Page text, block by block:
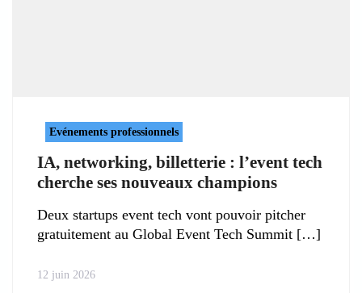
Evénements professionnels
IA, networking, billetterie : l’event tech
cherche ses nouveaux champions
Deux startups event tech vont pouvoir pitcher
gratuitement au Global Event Tech Summit
12 juin 2026